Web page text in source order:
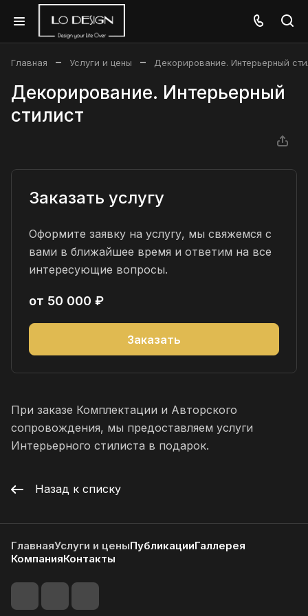
Главная – Услуги и цены – Декорирование. Интерьерный
Декорирование. Интерьерный
стилист
Заказать услугу
Оформите заявку на услугу, мы свяжемся с
вами в ближайшее время и ответим на все
интересующие вопросы.
от 50 000 ₽
Заказать
При заказе Комплектации и Авторского
сопровождения, мы предоставляем услуги
Интерьерного стилиста в подарок.
Назад к списку
ГлавнаяУслуги и ценыПубликацииГаллерея
КомпанияКонтакты